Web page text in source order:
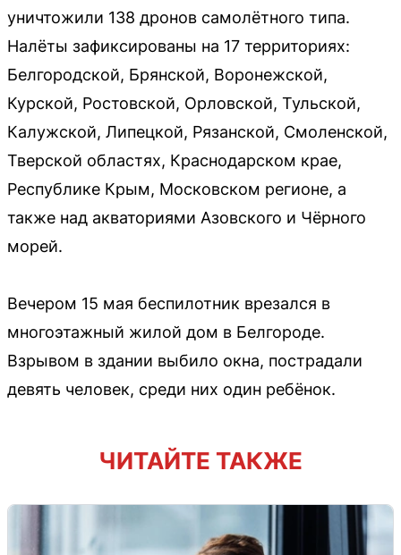
уничтожили 138 дронов самолётного типа.
Налёты зафиксированы на 17 территориях:
Белгородской, Брянской, Воронежской,
Курской, Ростовской, Орловской, Тульской,
Калужской, Липецкой, Рязанской, Смоленской,
Тверской областях, Краснодарском крае,
Республике Крым, Московском регионе, а
также над акваториями Азовского и Чёрного
морей.
Вечером 15 мая беспилотник врезался в
многоэтажный жилой дом в Белгороде.
Взрывом в здании выбило окна, пострадали
девять человек, среди них один ребёнок.
ЧИТАЙТЕ ТАКЖЕ